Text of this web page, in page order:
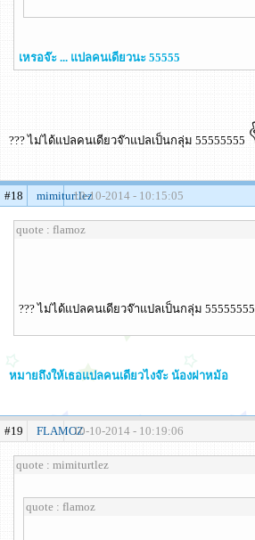
เหรอจ๊ะ ... แปลคนเดียวนะ 55555
??? ไม่ได้แปลคนเดียวจ๊าแปลเป็นกลุ่ม 55555555
#18 mimiturtlez10-10-2014 - 10:15:05
quote : flamoz
??? ไม่ได้แปลคนเดียวจ๊าแปลเป็นกลุ่ม 55555555
หมายถึงให้เธอแปลคนเดียวไงจ๊ะ น้องฝาหม้อ
#19 FLAMOZ10-10-2014 - 10:19:06
quote : mimiturtlez
quote : flamoz